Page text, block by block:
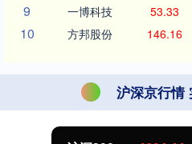
9 一博科技 53.33
10 方邦股份 146.16
沪深京行情